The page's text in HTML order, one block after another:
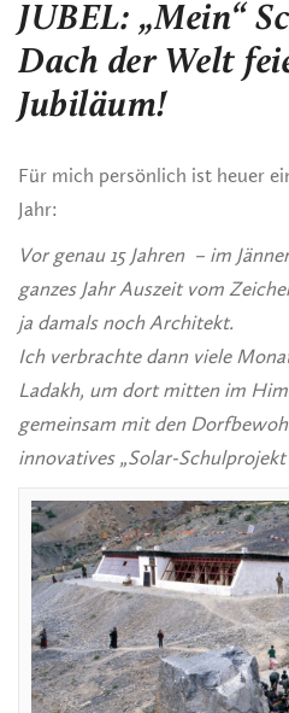
JUBEL: „Mein“
Dach der Welt
Jubiläum!
Für mich persönlich ist heuer
Jahr:
Vor genau 15 Jahren – im
ganzes Jahr Auszeit vom
ja damals noch Architekt.
Ich verbrachte dann viele
Ladakh, um dort mitten im
gemeinsam mit den
innovatives „Solar-